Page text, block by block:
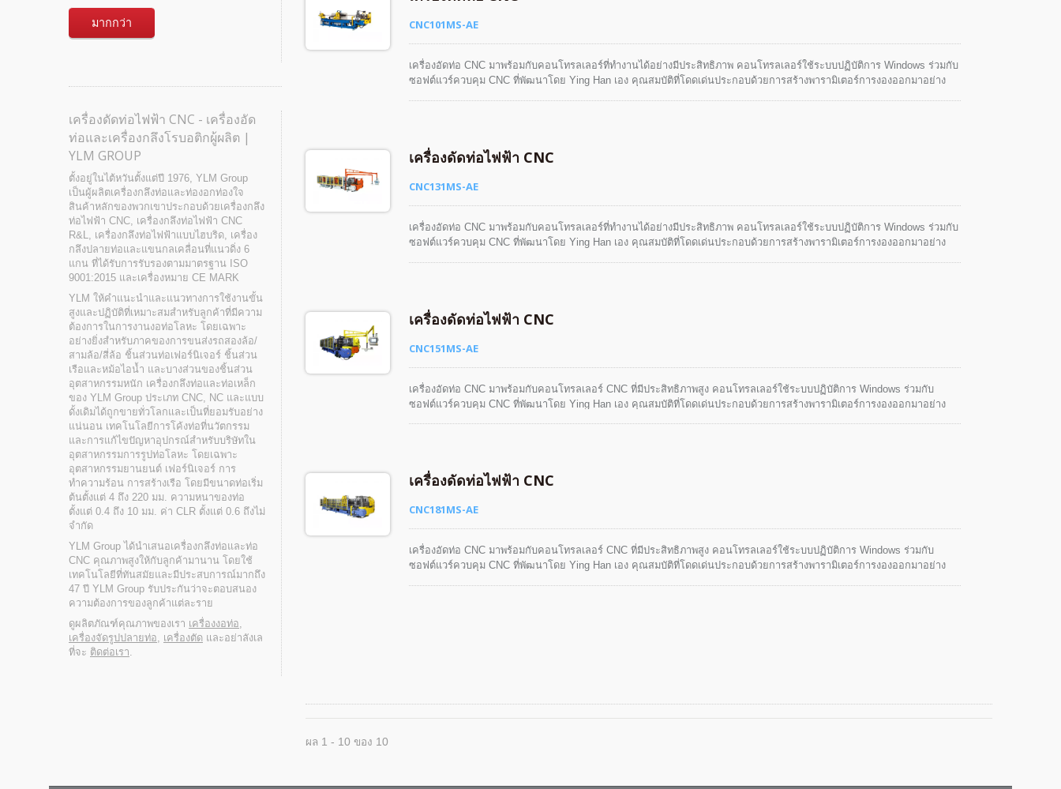
มากกว่า
เครื่องดัดท่อไฟฟ้า CNC - เครื่องอัด
ท่อและเครื่องกลึงโรบอติกผู้ผลิต |
YLM GROUP
ตั้งอยู่ในไต้หวันตั้งแต่ปี 1976, YLM Group
เป็นผู้ผลิตเครื่องกลึงท่อและท่องอกท่องใจ
สินค้าหลักของพวกเขาประกอบด้วยเครื่องกลึง
ท่อไฟฟ้า CNC, เครื่องกลึงท่อไฟฟ้า CNC
R&L, เครื่องกลึงท่อไฟฟ้าแบบไฮบริด, เครื่อง
กลึงปลายท่อและแขนกลเคลื่อนที่แนวดิ่ง 6
แกน ที่ได้รับการรับรองตามมาตรฐาน ISO
9001:2015 และเครื่องหมาย CE MARK
YLM ให้คำแนะนำและแนวทางการใช้งานขั้น
สูงและปฏิบัติที่เหมาะสมสำหรับลูกค้าที่มีความ
ต้องการในการงานงอท่อโลหะ โดยเฉพาะ
อย่างยิ่งสำหรับภาคของการขนส่งรถสองล้อ/
สามล้อ/สี่ล้อ ชิ้นส่วนท่อเฟอร์นิเจอร์ ชิ้นส่วน
เรือและหม้อไอน้ำ และบางส่วนของชิ้นส่วน
อุตสาหกรรมหนัก เครื่องกลึงท่อและท่อเหล็ก
ของ YLM Group ประเภท CNC, NC และแบบ
ดั้งเดิมได้ถูกขายทั่วโลกและเป็นที่ยอมรับอย่าง
แน่นอน เทคโนโลยีการโค้งท่อที่นวัตกรรม
และการแก้ไขปัญหาอุปกรณ์สำหรับบริษัทใน
อุตสาหกรรมการรูปท่อโลหะ โดยเฉพาะ
อุตสาหกรรมยานยนต์ เฟอร์นิเจอร์ การ
ทำความร้อน การสร้างเรือ โดยมีขนาดท่อเริ่ม
ต้นตั้งแต่ 4 ถึง 220 มม. ความหนาของท่อ
ตั้งแต่ 0.4 ถึง 10 มม. ค่า CLR ตั้งแต่ 0.6 ถึงไม่
จำกัด
YLM Group ได้นำเสนอเครื่องกลึงท่อและท่อ
CNC คุณภาพสูงให้กับลูกค้ามานาน โดยใช้
เทคโนโลยีที่ทันสมัยและมีประสบการณ์มากถึง
47 ปี YLM Group รับประกันว่าจะตอบสนอง
ความต้องการของลูกค้าแต่ละราย
ดูผลิตภัณฑ์คุณภาพของเรา เครื่องงอท่อ,
เครื่องจัดรูปปลายท่อ, เครื่องตัด และอย่าลังเล
ที่จะ ติดต่อเรา.
CNC101MS-AE
เครื่องอัดท่อ CNC มาพร้อมกับคอนโทรลเลอร์ที่ทำงานได้อย่างมีประสิทธิภาพ คอนโทรลเลอร์ใช้ระบบปฏิบัติการ Windows ร่วมกับ
ซอฟต์แวร์ควบคุม CNC ที่พัฒนาโดย Ying Han เอง คุณสมบัติที่โดดเด่นประกอบด้วยการสร้างพารามิเตอร์การงองออกมาอย่าง
เครื่องดัดท่อไฟฟ้า CNC
CNC131MS-AE
เครื่องอัดท่อ CNC มาพร้อมกับคอนโทรลเลอร์ที่ทำงานได้อย่างมีประสิทธิภาพ คอนโทรลเลอร์ใช้ระบบปฏิบัติการ Windows ร่วมกับ
ซอฟต์แวร์ควบคุม CNC ที่พัฒนาโดย Ying Han เอง คุณสมบัติที่โดดเด่นประกอบด้วยการสร้างพารามิเตอร์การงองออกมาอย่าง
เครื่องดัดท่อไฟฟ้า CNC
CNC151MS-AE
เครื่องอัดท่อ CNC มาพร้อมกับคอนโทรลเลอร์ CNC ที่มีประสิทธิภาพสูง คอนโทรลเลอร์ใช้ระบบปฏิบัติการ Windows ร่วมกับ
ซอฟต์แวร์ควบคุม CNC ที่พัฒนาโดย Ying Han เอง คุณสมบัติที่โดดเด่นประกอบด้วยการสร้างพารามิเตอร์การงองออกมาอย่าง
เครื่องดัดท่อไฟฟ้า CNC
CNC181MS-AE
เครื่องอัดท่อ CNC มาพร้อมกับคอนโทรลเลอร์ CNC ที่มีประสิทธิภาพสูง คอนโทรลเลอร์ใช้ระบบปฏิบัติการ Windows ร่วมกับ
ซอฟต์แวร์ควบคุม CNC ที่พัฒนาโดย Ying Han เอง คุณสมบัติที่โดดเด่นประกอบด้วยการสร้างพารามิเตอร์การงองออกมาอย่าง
ผล 1 - 10 ของ 10